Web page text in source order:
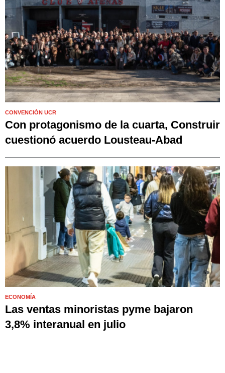
CONVENCIÓN UCR
Con protagonismo de la cuarta, Construir
cuestionó acuerdo Lousteau-Abad
ECONOMÍA
Las ventas minoristas pyme bajaron
3,8% interanual en julio